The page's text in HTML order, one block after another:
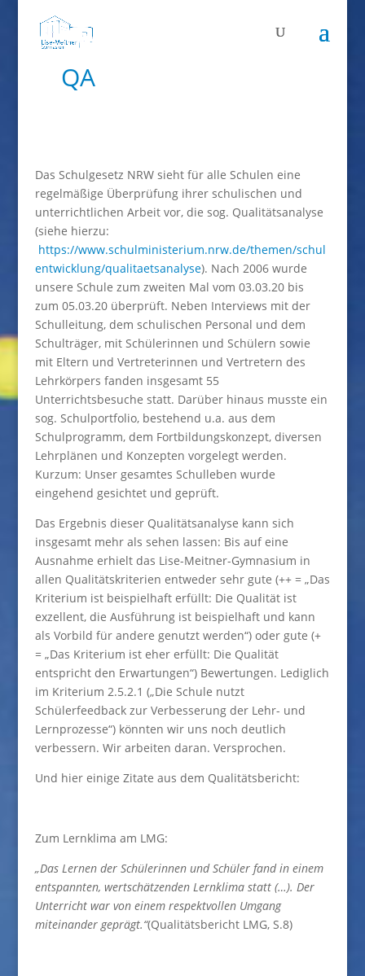
QA
Das Schulgesetz NRW sieht für alle Schulen eine
regelmäßige Überprüfung ihrer schulischen und
unterrichtlichen Arbeit vor, die sog. Qualitätsanalyse
(siehe hierzu:
https://www.schulministerium.nrw.de/themen/schul
entwicklung/qualitaetsanalyse). Nach 2006 wurde
unsere Schule zum zweiten Mal vom 03.03.20 bis
zum 05.03.20 überprüft. Neben Interviews mit der
Schulleitung, dem schulischen Personal und dem
Schulträger, mit Schülerinnen und Schülern sowie
mit Eltern und Vertreterinnen und Vertretern des
Lehrkörpers fanden insgesamt 55
Unterrichtsbesuche statt. Darüber hinaus musste ein
sog. Schulportfolio, bestehend u.a. aus dem
Schulprogramm, dem Fortbildungskonzept, diversen
Lehrplänen und Konzepten vorgelegt werden.
Kurzum: Unser gesamtes Schulleben wurde
eingehend gesichtet und geprüft.
Das Ergebnis dieser Qualitätsanalyse kann sich
insgesamt mehr als sehen lassen: Bis auf eine
Ausnahme erhielt das Lise-Meitner-Gymnasium in
allen Qualitätskriterien entweder sehr gute (++ = „Das
Kriterium ist beispielhaft erfüllt: Die Qualität ist
exzellent, die Ausführung ist beispielhaft und kann
als Vorbild für andere genutzt werden“) oder gute (+
= „Das Kriterium ist eher erfüllt: Die Qualität
entspricht den Erwartungen“) Bewertungen. Lediglich
im Kriterium 2.5.2.1 („Die Schule nutzt
Schülerfeedback zur Verbesserung der Lehr- und
Lernprozesse“) könnten wir uns noch deutlich
verbessern. Wir arbeiten daran. Versprochen.
Und hier einige Zitate aus dem Qualitätsbericht:
Zum Lernklima am LMG:
„Das Lernen der Schülerinnen und Schüler fand in einem
entspannten, wertschätzenden Lernklima statt (…). Der
Unterricht war von einem respektvollen Umgang
miteinander geprägt.“(Qualitätsbericht LMG, S.8)